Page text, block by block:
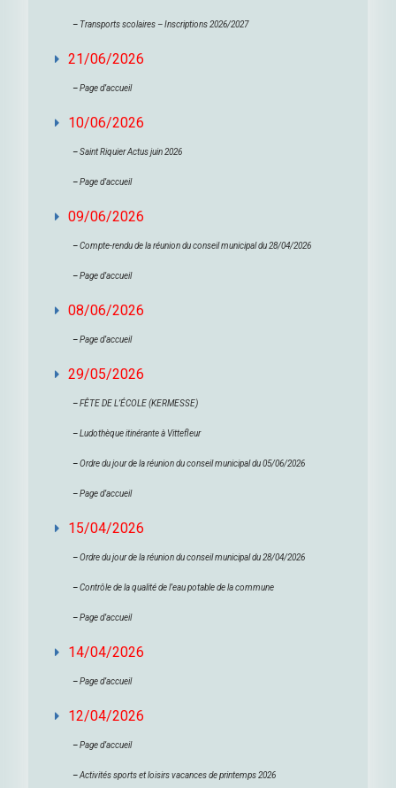
– Transports scolaires – Inscriptions 2026/2027
21/06/2026
–Page d’accueil
10/06/2026
–Saint Riquier Actus juin 2026
–Page d’accueil
09/06/2026
–Compte-rendu de la réunion du conseil municipal du 28/04/2026
–Page d’accueil
08/06/2026
–Page d’accueil
29/05/2026
–FÊTE DE L’ÉCOLE (KERMESSE)
–Ludothèque itinérante à Vittefleur
–Ordre du jour de la réunion du conseil municipal du 05/06/2026
–Page d’accueil
15/04/2026
–Ordre du jour de la réunion du conseil municipal du 28/04/2026
–Contrôle de la qualité de l’eau potable de la commune
–Page d’accueil
14/04/2026
–Page d’accueil
12/04/2026
–Page d’accueil
–Activités sports et loisirs vacances de printemps 2026